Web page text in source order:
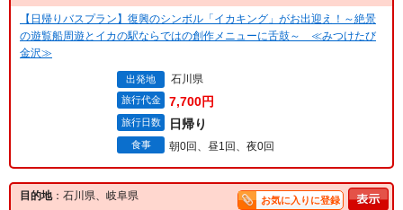
【日帰りバスプラン】復興のシンボル「イカキング」がお出迎え！～絶景
の遊覧船周遊とイカの駅ならではの創作メニューに舌鼓～ ≪みつけたび
金沢≫
出発地 石川県
旅行代金 7,700円
旅行日数 日帰り
食事 朝0回、昼1回、夜0回
目的地：石川県、岐阜県 お気に入りに登録